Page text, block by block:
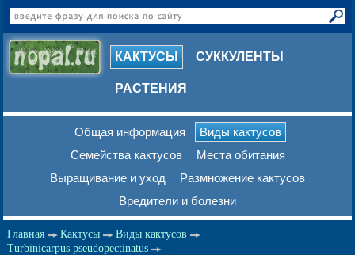
КАКТУСЫ СУККУЛЕНТЫ
РАСТЕНИЯ
Общая информация
Виды кактусов
Семейства кактусов
Места обитания
Выращивание и уход
Размножение кактусов
Вредители и болезни
Главная Кактусы
Виды кактусов
Turbinicarpus pseudopectinatus